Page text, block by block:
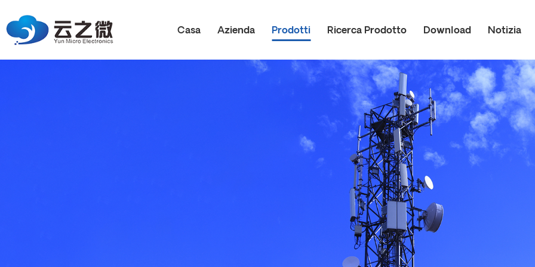
Casa Azienda Prodotti Ricerca Prodotto Download Notizia